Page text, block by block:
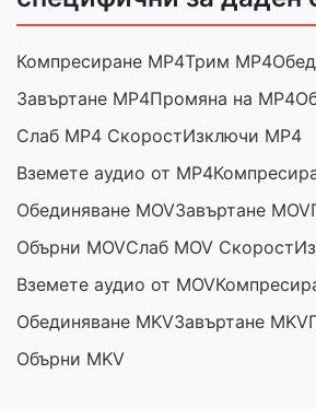
Компресиране MP4Трим MP4
Завъртане MP4Промяна на MP4
Слаб MP4 СкоростИзключи MP4
Вземете аудио от MP4
Обединяване MOVЗавъртане MOV
Обърни MOVСлаб MOV Скорост
Вземете аудио от MOV
Обединяване MKVЗавъртане MKV
Обърни MKV